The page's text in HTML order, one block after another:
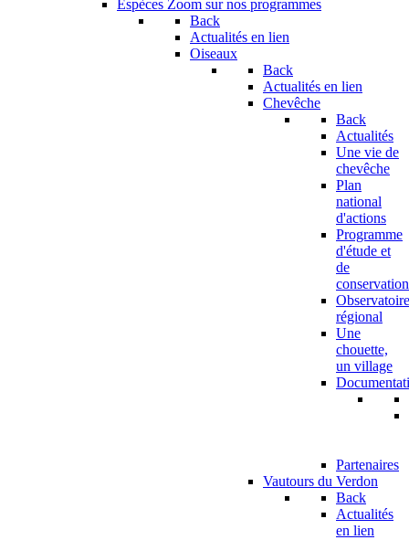
Espèces Zoom sur nos programmes
Back
Actualités en lien
Oiseaux
Back
Actualités en lien
Chevêche
Back
Actualités
Une vie de
chevêche
Plan
national
d'actions
Programme
d'étude et
de
conservation
Observatoire
régional
Une
chouette,
un village
Partenaires
Vautours du Verdon
Back
Actualités
en lien